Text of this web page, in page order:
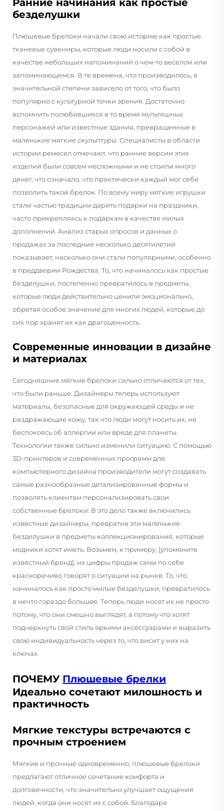
Ранние начинания как простые
безделушки
Плюшевые брелоки начали свою историю как простые
тканевые сувениры, которые люди носили с собой в
качестве небольших напоминаний о чем-то веселом или
запоминающемся. В те времена, что производилось, в
значительной степени зависело от того, что было
популярно с культурной точки зрения. Достаточно
вспомнить полюбившихся в то время мультяшных
персонажей или известные здания, превращенные в
маленькие мягкие скульптуры. Специалисты в области
истории ремесел отмечают, что ранние версии этих
изделий были совсем несложными и не стоили много
денег, что означало, что практически каждый мог себе
позволить такой брелок. По всему миру мягкие игрушки
стали частью традиции дарить подарки на праздники,
часто прикрепляясь к подаркам в качестве милых
дополнений. Анализ старых опросов и данных о
продажах за последние несколько десятилетий
показывает, насколько они стали популярными, особенно
в преддверии Рождества. То, что начиналось как простые
безделушки, постепенно превратилось в предметы,
которые люди действительно ценили эмоционально,
обретая особое значение для многих людей, которые до
сих пор хранят их как драгоценность.
Современные инновации в дизайне
и материалах
Сегодняшние мягкие брелоки сильно отличаются от тех,
что были раньше. Дизайнеры теперь используют
материалы, безопасные для окружающей среды и не
раздражающие кожу, так что люди могут носить их, не
беспокоясь об аллергии или вреде для планеты.
Технологии также сильно изменили ситуацию. С помощью
3D-принтеров и современных программ для
компьютерного дизайна производители могут создавать
самые разнообразные детализированные формы и
позволять клиентам персонализировать свои
собственные брелоки. В это дело также включились
известные дизайнеры, превратив эти маленькие
безделушки в предметы коллекционирования, которые
модники хотят иметь. Возьмем, к примеру, [упомяните
известный бренд], их цифры продаж сами по себе
красноречиво говорят о ситуации на рынке. То, что
начиналось как просто милые безделушки, превратилось
в нечто гораздо большее. Теперь люди носят их не просто
потому, что они смешно выглядят, а потому что хотят
подчеркнуть свой стиль яркими аксессуарами и выразить
свою индивидуальность через то, что висит у них на
ключах.
ПОЧЕМУ Плюшевые брелки
Идеально сочетают милошность и
практичность
Мягкие текстуры встречаются с
прочным строением
Мягкие и прочные одновременно, плюшевые брелоки
предлагают отличное сочетание комфорта и
долговечности, что значительно улучшает ощущения
людей, когда они носят их с собой. Благодаря